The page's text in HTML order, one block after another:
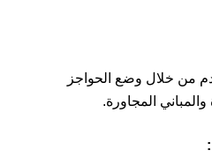
من خلال وضع الحواجز
والمباني المجاورة.